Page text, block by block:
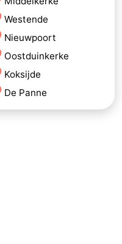
Westende
Nieuwpoort
Oostduinkerke
Koksijde
De Panne